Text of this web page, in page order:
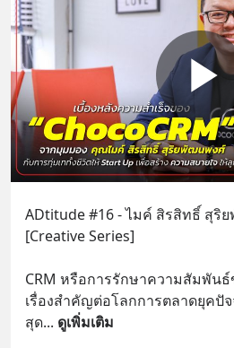
ADtitude #16 - ไมค์ สิรสิทธิ์ สุริ
[Creative Series]
CRM หรือการรักษาความสัมพัน
เรื่องสำคัญต่อโลกการตลาดยุคปั
สุด... ดูเพิ่มเติม